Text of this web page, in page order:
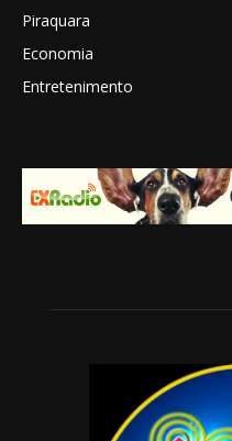
Piraquara
Economia
Entretenimento